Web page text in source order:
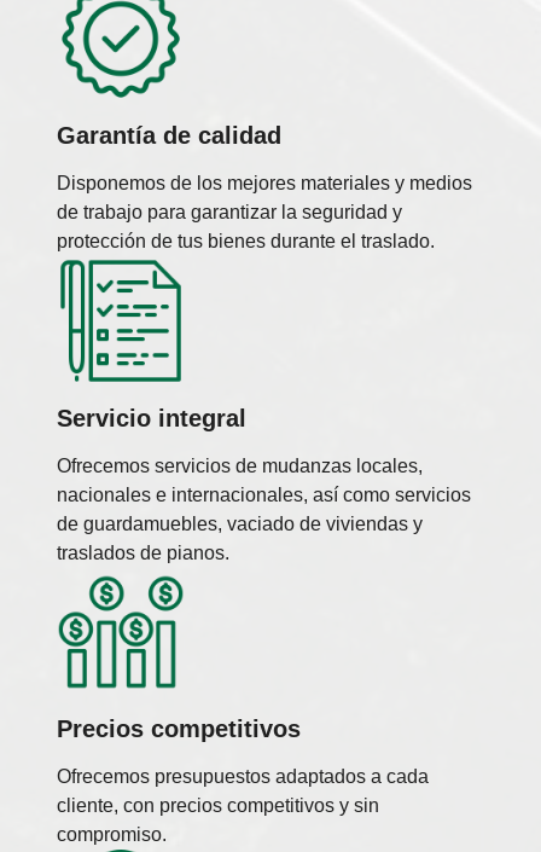
Garantía de calidad
Disponemos de los mejores materiales y medios
de trabajo para garantizar la seguridad y
protección de tus bienes durante el traslado.
Servicio integral
Ofrecemos servicios de mudanzas locales,
nacionales e internacionales, así como servicios
de guardamuebles, vaciado de viviendas y
traslados de pianos.
Precios competitivos
Ofrecemos presupuestos adaptados a cada
cliente, con precios competitivos y sin
compromiso.